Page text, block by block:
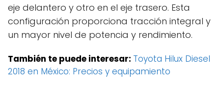
eje delantero y otro en el eje trasero. Esta
configuración proporciona tracción integral y
un mayor nivel de potencia y rendimiento.
También te puede interesar: Toyota Hilux Diesel
2018 en México: Precios y equipamiento